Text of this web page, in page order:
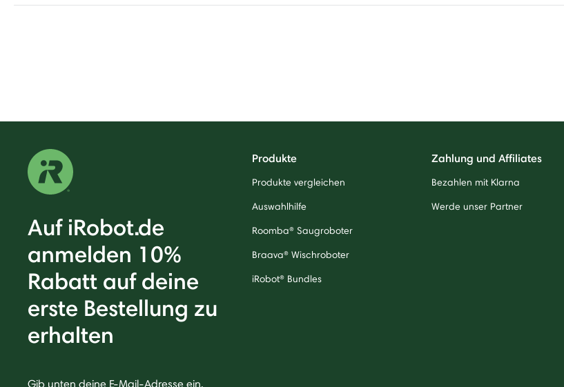
Auf iRobot.de
anmelden 10%
Rabatt auf deine
erste Bestellung zu
erhalten
Gib unten deine E-Mail-Adresse ein,
Produkte
Produkte vergleichen
Auswahlhilfe
Roomba® Saugroboter
Braava® Wischroboter
iRobot® Bundles
Zahlung und Affiliates
Bezahlen mit Klarna
Werde unser Partner